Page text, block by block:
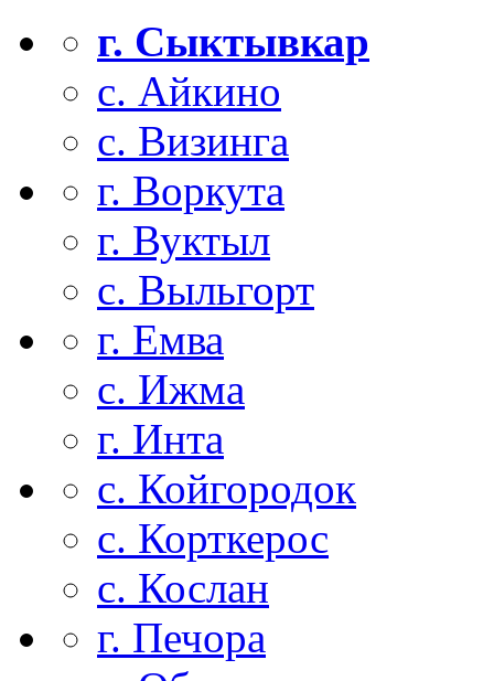
г. Сыктывкар
с. Айкино
с. Визинга
г. Воркута
г. Вуктыл
с. Выльгорт
г. Емва
с. Ижма
г. Инта
с. Койгородок
с. Корткерос
с. Кослан
г. Печора